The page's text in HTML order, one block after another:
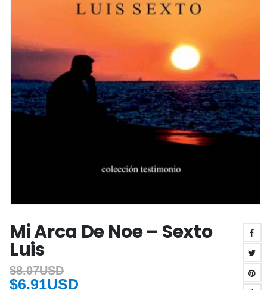
Mi Arca De Noe – Sexto
Luis
$8.07USD
$6.91USD